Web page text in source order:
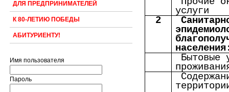
ДЛЯ ПРЕДПРИНИМАТЕЛЕЙ
К 80-ЛЕТИЮ ПОБЕДЫ
АБИТУРИЕНТУ!
Имя пользователя
Пароль
услуги
2
Бытовые